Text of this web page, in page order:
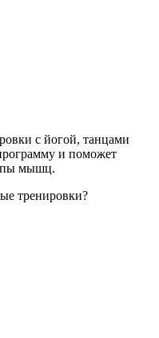
с йогой, танцами
и поможет
мышц.
тренировки?